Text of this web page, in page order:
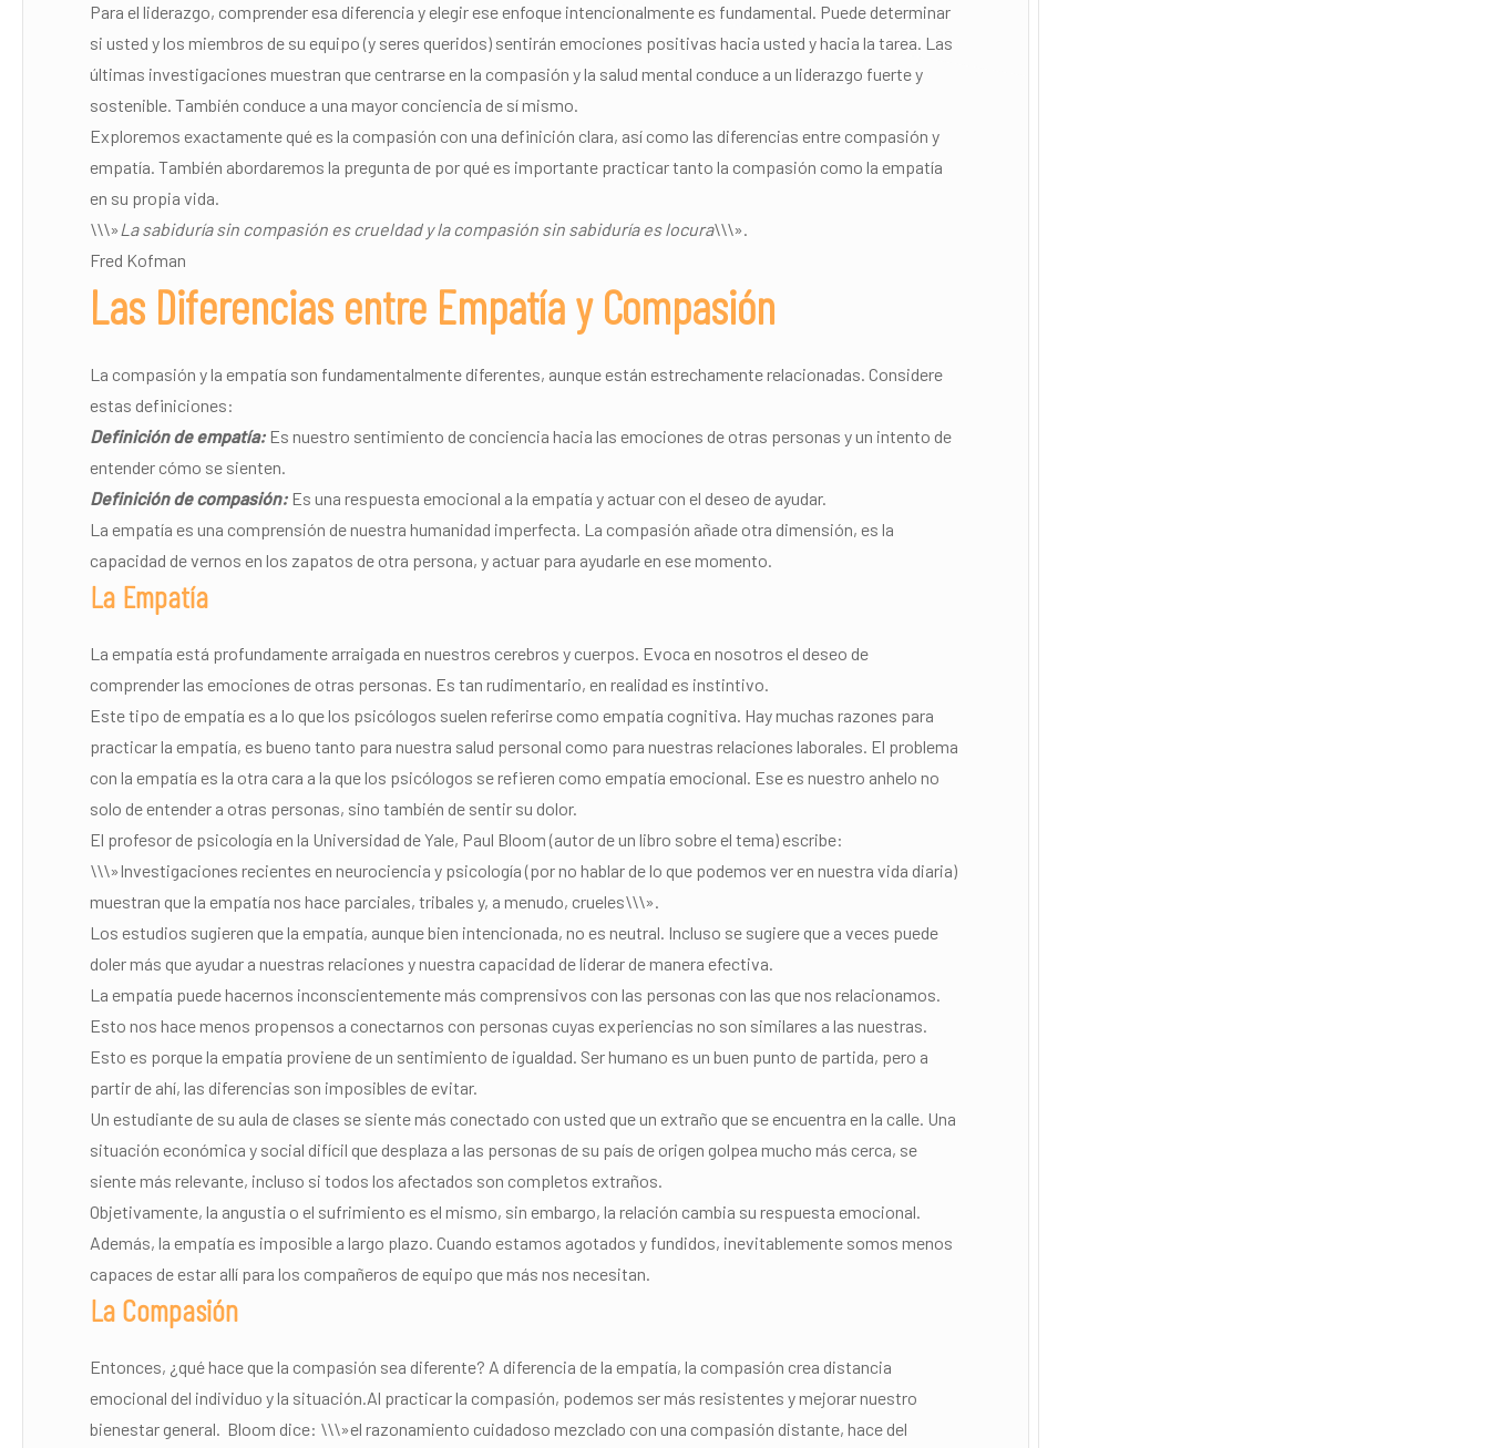
Para el liderazgo, comprender esa diferencia y elegir ese enfoque intencionalmente es fundamental. Puede determinar
si usted y los miembros de su equipo (y seres queridos) sentirán emociones positivas hacia usted y hacia la tarea. Las
últimas investigaciones muestran que centrarse en la compasión y la salud mental conduce a un liderazgo fuerte y
sostenible. También conduce a una mayor conciencia de sí mismo.
Exploremos exactamente qué es la compasión con una definición clara, así como las diferencias entre compasión y
empatía. También abordaremos la pregunta de por qué es importante practicar tanto la compasión como la empatía
en su propia vida.
\\\» La sabiduría sin compasión es crueldad y la compasión sin sabiduría es locura\\\».
Fred Kofman
Las Diferencias entre Empatía y Compasión
La compasión y la empatía son fundamentalmente diferentes, aunque están estrechamente relacionadas. Considere
estas definiciones:
Definición de empatía: Es nuestro sentimiento de conciencia hacia las emociones de otras personas y un intento de
entender cómo se sienten.
Definición de compasión: Es una respuesta emocional a la empatía y actuar con el deseo de ayudar.
La empatía es una comprensión de nuestra humanidad imperfecta. La compasión añade otra dimensión, es la
capacidad de vernos en los zapatos de otra persona, y actuar para ayudarle en ese momento.
La Empatía
La empatía está profundamente arraigada en nuestros cerebros y cuerpos. Evoca en nosotros el deseo de
comprender las emociones de otras personas. Es tan rudimentario, en realidad es instintivo.
Este tipo de empatía es a lo que los psicólogos suelen referirse como empatía cognitiva. Hay muchas razones para
practicar la empatía, es bueno tanto para nuestra salud personal como para nuestras relaciones laborales. El problema
con la empatía es la otra cara a la que los psicólogos se refieren como empatía emocional. Ese es nuestro anhelo no
solo de entender a otras personas, sino también de sentir su dolor.
El profesor de psicología en la Universidad de Yale, Paul Bloom (autor de un libro sobre el tema) escribe:
\\\»Investigaciones recientes en neurociencia y psicología (por no hablar de lo que podemos ver en nuestra vida diaria)
muestran que la empatía nos hace parciales, tribales y, a menudo, crueles\\\».
Los estudios sugieren que la empatía, aunque bien intencionada, no es neutral. Incluso se sugiere que a veces puede
doler más que ayudar a nuestras relaciones y nuestra capacidad de liderar de manera efectiva.
La empatía puede hacernos inconscientemente más comprensivos con las personas con las que nos relacionamos.
Esto nos hace menos propensos a conectarnos con personas cuyas experiencias no son similares a las nuestras.
Esto es porque la empatía proviene de un sentimiento de igualdad. Ser humano es un buen punto de partida, pero a
partir de ahí, las diferencias son imposibles de evitar.
Un estudiante de su aula de clases se siente más conectado con usted que un extraño que se encuentra en la calle. Una
situación económica y social difícil que desplaza a las personas de su país de origen golpea mucho más cerca, se
siente más relevante, incluso si todos los afectados son completos extraños.
Objetivamente, la angustia o el sufrimiento es el mismo, sin embargo, la relación cambia su respuesta emocional.
Además, la empatía es imposible a largo plazo. Cuando estamos agotados y fundidos, inevitablemente somos menos
capaces de estar allí para los compañeros de equipo que más nos necesitan.
La Compasión
Entonces, ¿qué hace que la compasión sea diferente? A diferencia de la empatía, la compasión crea distancia
emocional del individuo y la situación.Al practicar la compasión, podemos ser más resistentes y mejorar nuestro
bienestar general. Bloom dice: \\\»el razonamiento cuidadoso mezclado con una compasión distante, hace del